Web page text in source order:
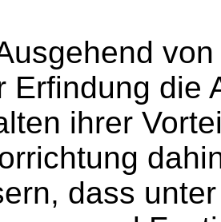
Erfindung die
ihrer
dass